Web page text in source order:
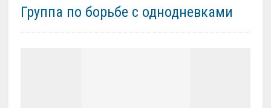
Группа по борьбе с однодневками